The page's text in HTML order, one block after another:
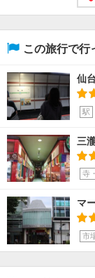
この旅行で行
仙
駅
三
寺
マ
市